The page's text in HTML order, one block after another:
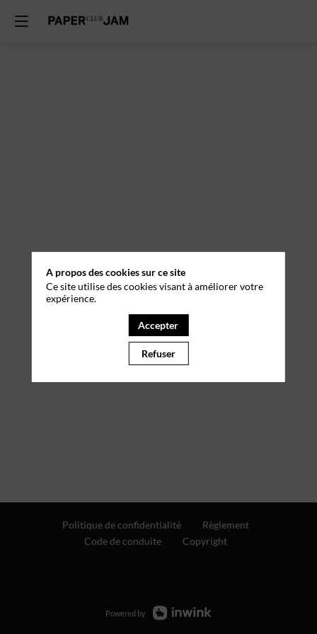
Politique de confidentialité
Règlement
Code de conduite
Copyright
Powered by
A propos des cookies sur ce site
Ce site utilise des cookies visant à améliorer votre
expérience.
Accepter
Refuser